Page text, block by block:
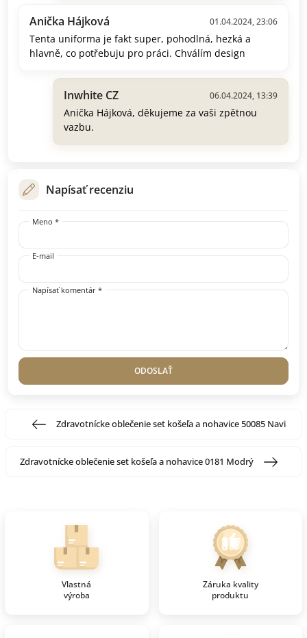
Anička Hájková 01.04.2024, 23:06
Tenta uniforma je fakt super, pohodlná, hezká a
hlavně, co potřebuju pro práci. Chválím design
Inwhite CZ 06.04.2024, 13:39
Anička Hájková, děkujeme za vaši zpětnou
vazbu.
Napísať recenziu
Meno *
E-mail
Napísať komentár *
ODOSLAŤ
Zdravotnícke oblečenie set košeľa a nohavice 50085 Navi
Zdravotnícke oblečenie set košeľa a nohavice 0181 Modrý
Vlastná
výroba
Záruka kvality
produktu